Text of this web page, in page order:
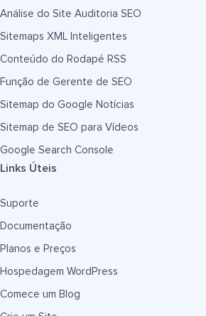
Análise do Site Auditoria SEO
Sitemaps XML Inteligentes
Conteúdo do Rodapé RSS
Função de Gerente de SEO
Sitemap do Google Notícias
Sitemap de SEO para Vídeos
Google Search Console
Links Úteis
Suporte
Documentação
Planos e Preços
Hospedagem WordPress
Comece um Blog